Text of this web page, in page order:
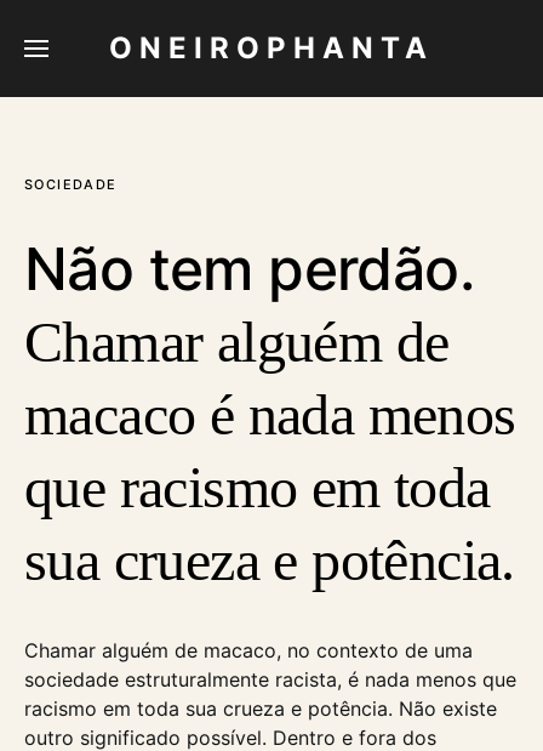
ONEIROPHANTA
SOCIEDADE
Não tem perdão.
Chamar alguém de
macaco é nada menos
que racismo em toda
sua crueza e potência.
Chamar alguém de macaco, no contexto de uma
sociedade estruturalmente racista, é nada menos que
racismo em toda sua crueza e potência. Não existe
outro significado possível. Dentro e fora dos